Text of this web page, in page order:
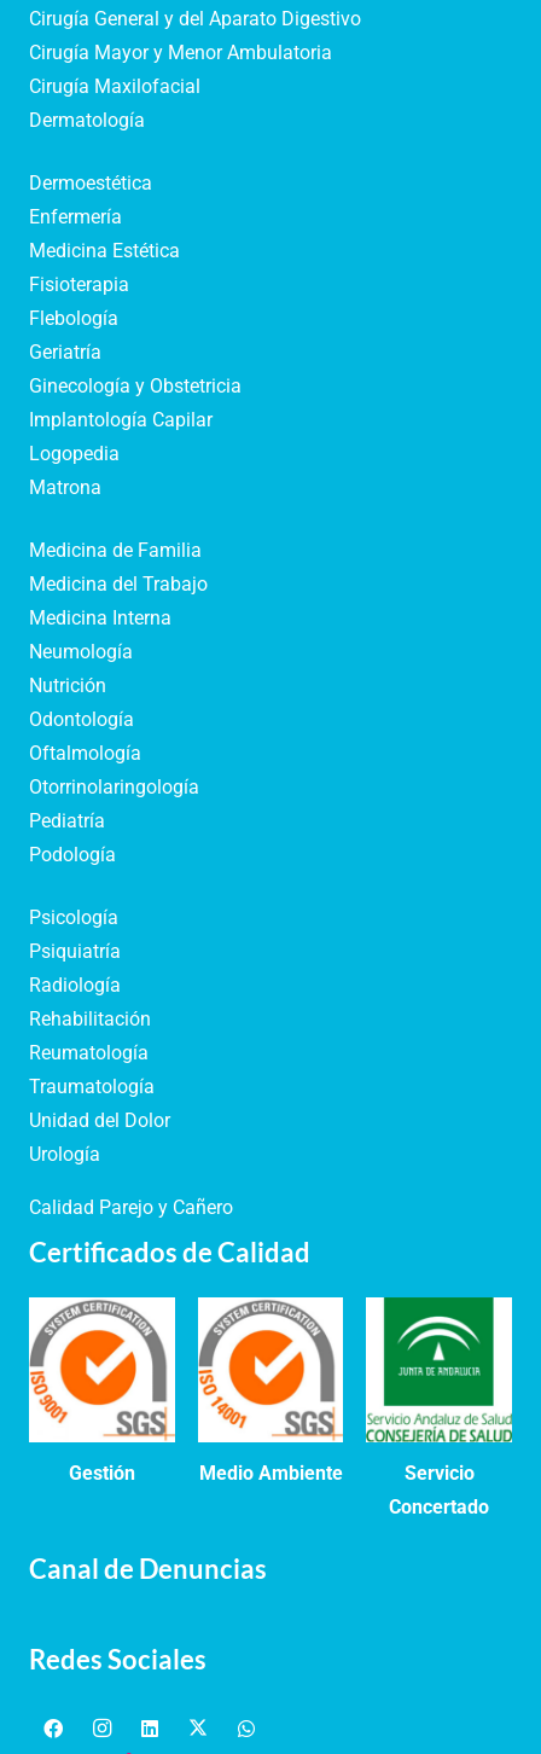
Cirugía General y del Aparato Digestivo
Cirugía Mayor y Menor Ambulatoria
Cirugía Maxilofacial
Dermatología
Dermoestética
Enfermería
Medicina Estética
Fisioterapia
Flebología
Geriatría
Ginecología y Obstetricia
Implantología Capilar
Logopedia
Matrona
Medicina de Familia
Medicina del Trabajo
Medicina Interna
Neumología
Nutrición
Odontología
Oftalmología
Otorrinolaringología
Pediatría
Podología
Psicología
Psiquiatría
Radiología
Rehabilitación
Reumatología
Traumatología
Unidad del Dolor
Urología
Calidad Parejo y Cañero
Certificados de Calidad
Gestión Medio Ambiente
Servicio
Concertado
Canal de Denuncias
Redes Sociales